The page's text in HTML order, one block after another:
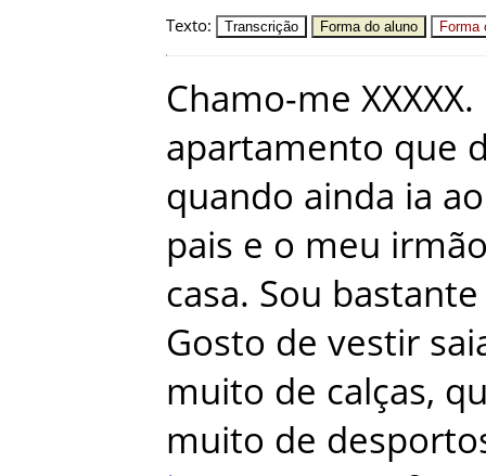
Texto: Transcrição Forma do aluno Forma
Chamo-me XXXXX.
apartamento que
quando ainda ia ao
pais e o meu
casa. Sou bastante
Gosto de vestir
muito de calças,
muito de